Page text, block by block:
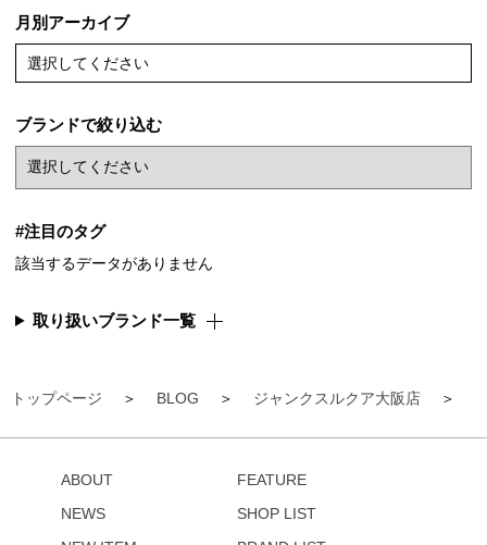
トップページ BLOG ジャンクスルクア大阪店
月別アーカイブ
選択してください
ブランドで絞り込む
#注目のタグ
該当するデータがありません
取り扱いブランド一覧
ABOUT
NEWS
FEATURE
SHOP LIST